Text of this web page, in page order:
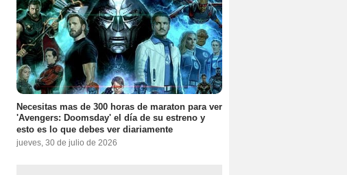
Necesitas mas de 300 horas de maraton para ver
'Avengers: Doomsday' el día de su estreno y
esto es lo que debes ver diariamente
jueves, 30 de julio de 2026